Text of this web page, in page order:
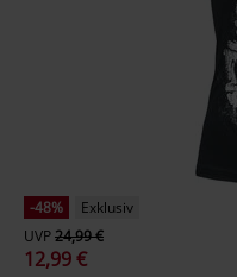
-48%
Exklusiv
UVP24,99 €
12,99 €